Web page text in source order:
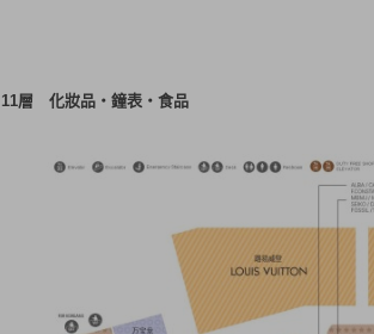
11層 化妝品・鐘表・食品